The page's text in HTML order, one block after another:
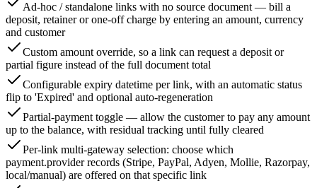
Ad-hoc / standalone links with no source document — bill a
deposit, retainer or one-off charge by entering an amount, currency
and customer
Custom amount override, so a link can request a deposit or
partial figure instead of the full document total
Configurable expiry datetime per link, with an automatic status
flip to 'Expired' and optional auto-regeneration
Partial-payment toggle — allow the customer to pay any amount
up to the balance, with residual tracking until fully cleared
Per-link multi-gateway selection: choose which
payment.provider records (Stripe, PayPal, Adyen, Mollie, Razorpay,
local/manual) are offered on that specific link